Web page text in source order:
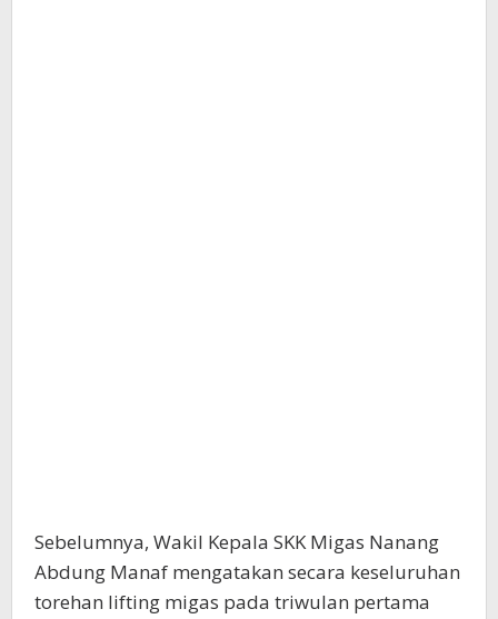
Sebelumnya, Wakil Kepala SKK Migas Nanang
Abdung Manaf mengatakan secara keseluruhan
torehan lifting migas pada triwulan pertama